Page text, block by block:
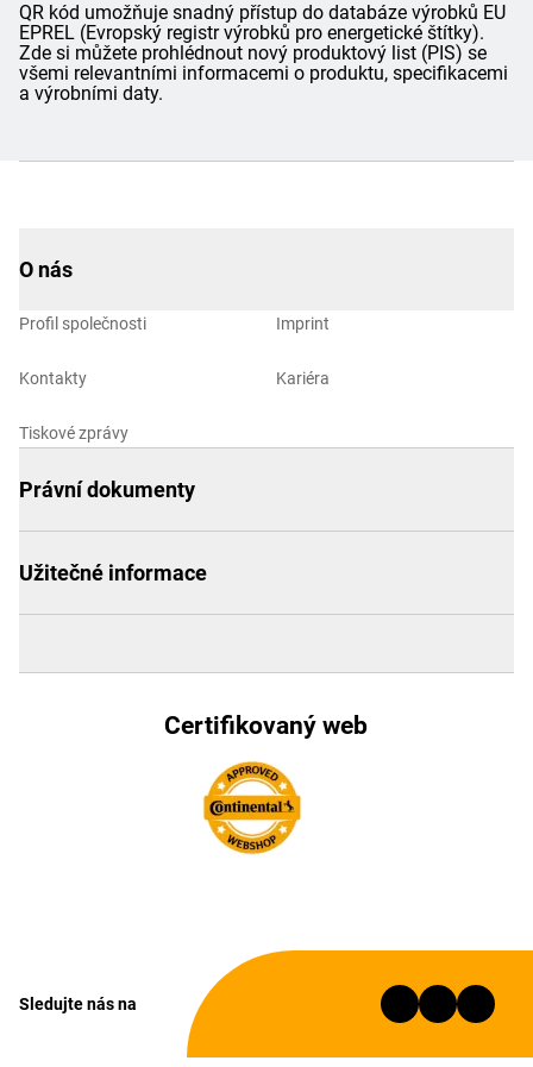
QR kód umožňuje snadný přístup do databáze výrobků EU
EPREL (Evropský registr výrobků pro energetické štítky).
Zde si můžete prohlédnout nový produktový list (PIS) se
všemi relevantními informacemi o produktu, specifikacemi
a výrobními daty.
O nás
Profil společnosti
Kontakty
Tiskové zprávy
Imprint
Kariéra
Právní dokumenty
Užitečné informace
Certifikovaný web
Sledujte nás na